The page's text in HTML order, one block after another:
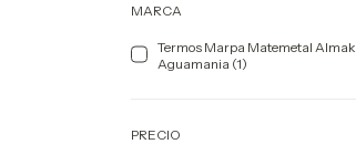
MARCA
Termos Marpa Matemetal Almak
Aguamania (1)
PRECIO